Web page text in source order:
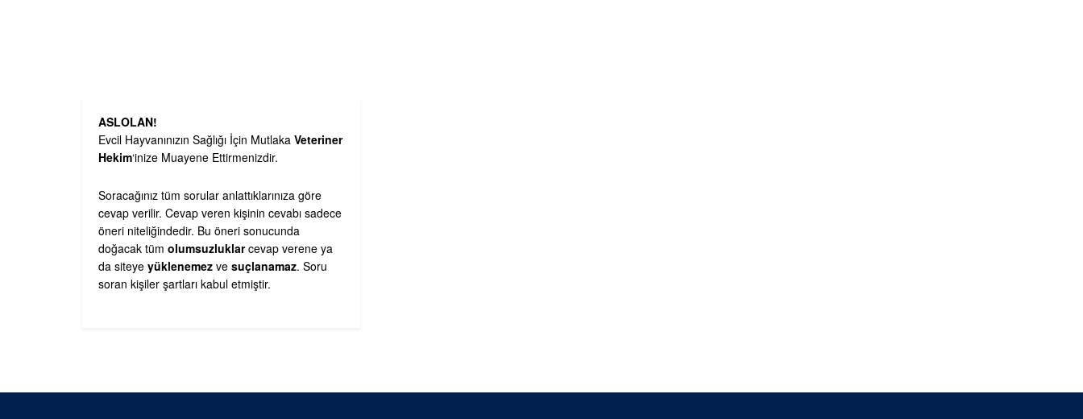
ASLOLAN!
Evcil Hayvanınızın Sağlığı İçin Mutlaka Veteriner
Hekim‘inize Muayene Ettirmenizdir.
Soracağınız tüm sorular anlattıklarınıza göre
cevap verilir. Cevap veren kişinin cevabı sadece
öneri niteliğindedir. Bu öneri sonucunda
doğacak tüm olumsuzluklarcevap verene ya
da siteye yüklenemez ve suçlanamaz. Soru
soran kişiler şartları kabul etmiştir.